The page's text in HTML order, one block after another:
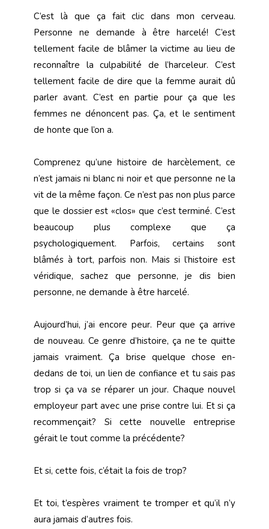
C’est là que ça fait clic dans mon cerveau.
Personne ne demande à être harcelé! C’est
tellement facile de blâmer la victime au lieu de
reconnaître la culpabilité de l’harceleur. C’est
tellement facile de dire que la femme aurait dû
parler avant. C’est en partie pour ça que les
femmes ne dénoncent pas. Ça, et le sentiment
de honte que l’on a.
Comprenez qu’une histoire de harcèlement, ce
n’est jamais ni blanc ni noir et que personne ne la
vit de la même façon. Ce n’est pas non plus parce
que le dossier est «clos» que c’est terminé. C’est
beaucoup plus complexe que ça
psychologiquement. Parfois, certains sont
blâmés à tort, parfois non. Mais si l’histoire est
véridique, sachez que personne, je dis bien
personne, ne demande à être harcelé.
Aujourd’hui, j’ai encore peur. Peur que ça arrive
de nouveau. Ce genre d’histoire, ça ne te quitte
jamais vraiment. Ça brise quelque chose en-
dedans de toi, un lien de confiance et tu sais pas
trop si ça va se réparer un jour. Chaque nouvel
employeur part avec une prise contre lui. Et si ça
recommençait? Si cette nouvelle entreprise
gérait le tout comme la précédente?
Et si, cette fois, c’était la fois de trop?
Et toi, t’espères vraiment te tromper et qu’il n’y
aura jamais d’autres fois.